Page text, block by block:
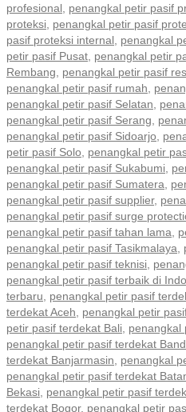
profesional, penangkal petir pasif
proteksi, penangkal petir pasif
pasif proteksi internal, penangkal
petir pasif Pusat, penangkal petir
Rembang, penangkal petir pasif
penangkal petir pasif rumah,
penangkal petir pasif Selatan,
penangkal petir pasif Serang,
penangkal petir pasif Sidoarjo,
petir pasif Solo, penangkal petir
penangkal petir pasif Sukabumi,
penangkal petir pasif Sumatera,
penangkal petir pasif supplier,
penangkal petir pasif surge
penangkal petir pasif tahan lama,
penangkal petir pasif Tasikmalaya,
penangkal petir pasif teknisi,
penangkal petir pasif terbaik di
terbaru, penangkal petir pasif
terdekat Aceh, penangkal petir
petir pasif terdekat Bali, penangkal
penangkal petir pasif terdekat
terdekat Banjarmasin, penangkal
penangkal petir pasif terdekat
Bekasi, penangkal petir pasif
terdekat Bogor, penangkal petir